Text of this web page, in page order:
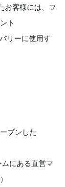
お客様には、フ
ト
リーに使用す
プンした
にある直営マ